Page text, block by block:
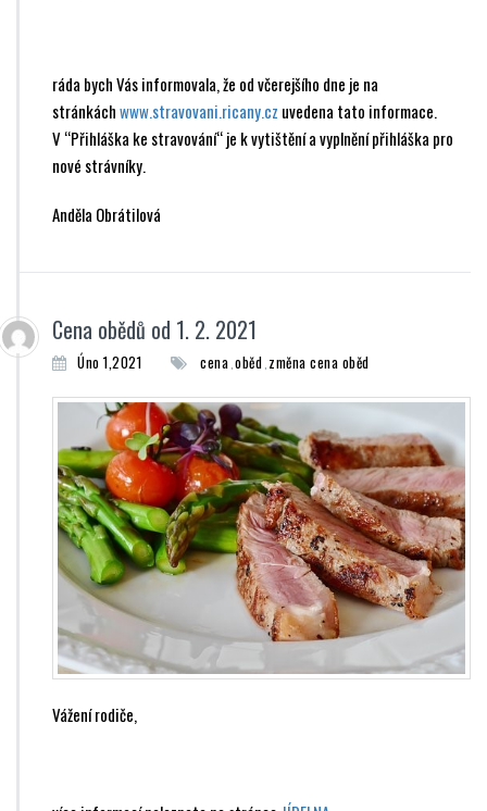
ráda bych Vás informovala, že od včerejšího dne je na
stránkáchwww.stravovani.ricany.cz uvedena tato informace.
V “Přihláška ke stravování“ je k vytištění a vyplnění přihláška pro
nové strávníky.
Anděla Obrátilová
Cena obědů od 1. 2. 2021
Úno 1,2021 cena oběd změna cena oběd
Vážení rodiče,